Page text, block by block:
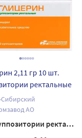
2,11 гр 10 шт.
ректальные
Сибирский
АО
ректальные